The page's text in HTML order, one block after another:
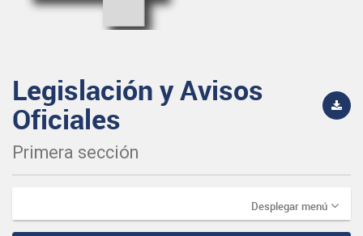
Legislación y Avisos
Oficiales
Primera sección
Desplegar menú